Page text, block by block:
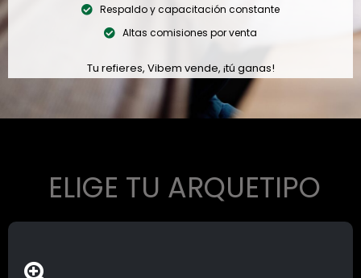
Respaldo y capacitación constante
Altas comisiones por venta
Tu refieres, Vibem vende, ¡tú ganas!
ELIGE TU ARQUETIPO